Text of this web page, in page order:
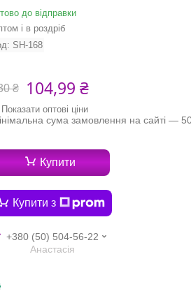
до відправки
і в роздріб
SH-168
₴ 104,99 ₴
Показати оптові ціни
сума замовлення на сайті —
Купити
Купити з
+380 (50) 504-56-22
Анастасія